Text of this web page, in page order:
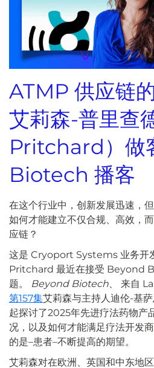
ATMP 供应链
艾莉森-普里查
Pritchard）做
Biotech 播客
在这个行业中，创新发展迅速，
如何才能建立不仅合规、高效，
应链？
这是 Cryoport Systems 业务开
Pritchard 最近在接受 Beyond
题。
Beyond Biotech、
来自
第157集艾莉森与主持人迪伦-基
起探讨了2025年先进疗法药物产
况，以及如何才能满足疗法开发
的是–患者–不断提高的期望。
艾莉森对在欧洲、英国和中东地